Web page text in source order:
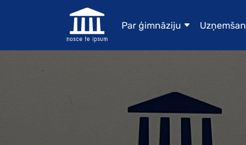
Par ģimnāziju